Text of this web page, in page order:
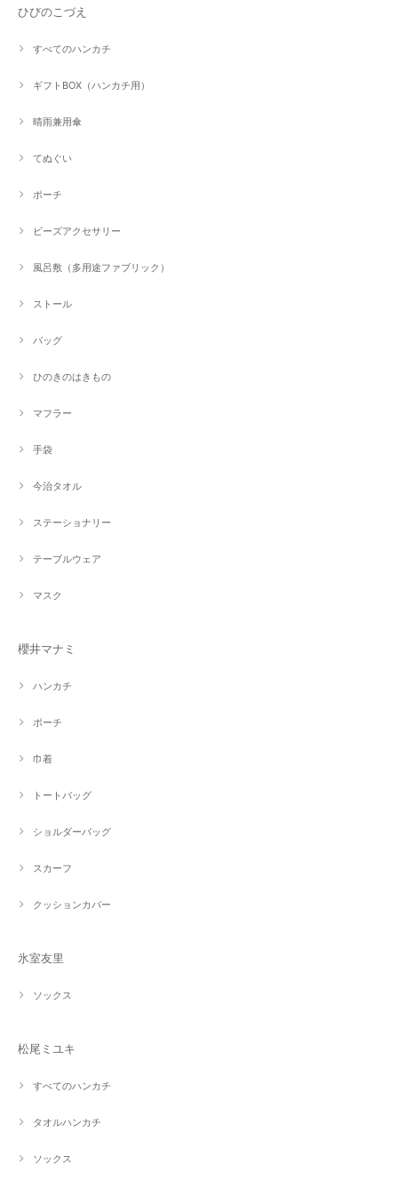
ひびのこづえ
すべてのハンカチ
ギフトBOX（ハンカチ用）
晴雨兼用傘
てぬぐい
ポーチ
ビーズアクセサリー
風呂敷（多用途ファブリック）
ストール
バッグ
ひのきのはきもの
マフラー
手袋
今治タオル
ステーショナリー
テーブルウェア
マスク
櫻井マナミ
ハンカチ
ポーチ
巾着
トートバッグ
ショルダーバッグ
スカーフ
クッションカバー
氷室友里
ソックス
松尾ミユキ
すべてのハンカチ
タオルハンカチ
ソックス